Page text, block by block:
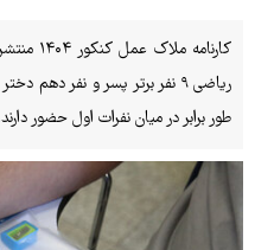
ریاضی ۹ نفر برتر پسر و نفر
طور برابر در میان نفرات اول حضور